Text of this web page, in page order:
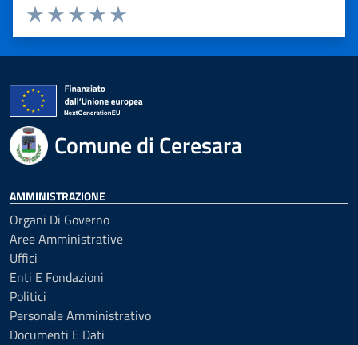
Valuta 5 stelle su 5
Valuta 4 stelle su 5
Valuta 3 stelle su 5
Valuta 2 stelle su 5
Valuta 1 stelle su 5
Comune di Ceresara
AMMINISTRAZIONE
Organi Di Governo
Aree Amministrative
Uffici
Enti E Fondazioni
Politici
Personale Amministrativo
Documenti E Dati